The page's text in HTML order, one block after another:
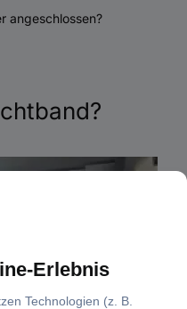
angeschlossen?